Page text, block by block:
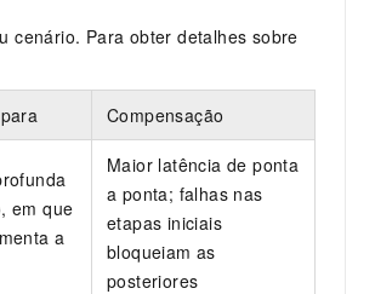
cenário. Para obter detalhes sobre
Compensação
em que
a
Maior latência de ponta
a ponta; falhas nas
etapas iniciais
bloqueiam as
posteriores